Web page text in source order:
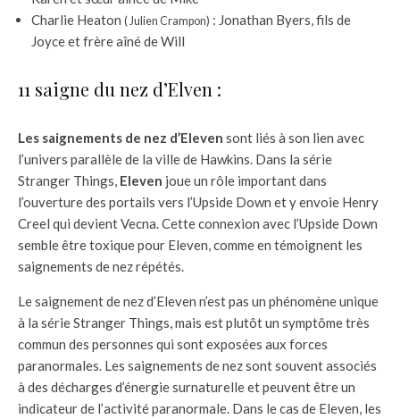
Charlie Heaton ( Julien Crampon) : Jonathan Byers, fils de
Joyce et frère aîné de Will
11 saigne du nez d’Elven :
Les saignements de nez d’Eleven sont liés à son lien avec
l’univers parallèle de la ville de Hawkins. Dans la série
Stranger Things, Eleven joue un rôle important dans
l’ouverture des portails vers l’Upside Down et y envoie Henry
Creel qui devient Vecna. Cette connexion avec l’Upside Down
semble être toxique pour Eleven, comme en témoignent les
saignements de nez répétés.
Le saignement de nez d’Eleven n’est pas un phénomène unique
à la série Stranger Things, mais est plutôt un symptôme très
commun des personnes qui sont exposées aux forces
paranormales. Les saignements de nez sont souvent associés
à des décharges d’énergie surnaturelle et peuvent être un
indicateur de l’activité paranormale. Dans le cas de Eleven, les